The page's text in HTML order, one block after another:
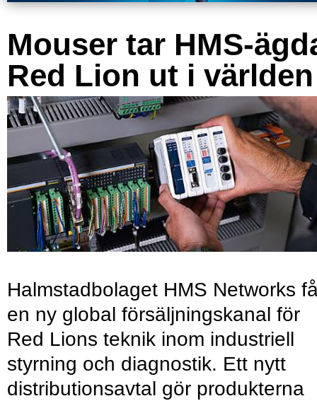
Mouser tar HMS-
Red Lion ut i världen
Halmstadbolaget HMS Networks
en ny global försäljningskanal för
Red Lions teknik inom industriell
styrning och diagnostik. Ett nytt
distributionsavtal gör produkterna